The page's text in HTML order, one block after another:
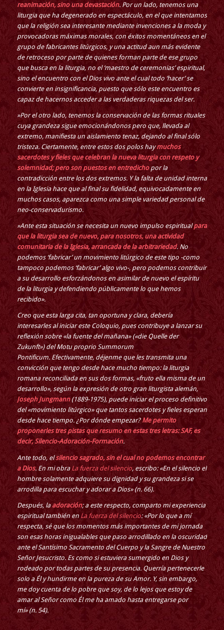
reanimación, sino una devastación. Por un lado, tenemos una
liturgia que ha degenerado en espectáculo, en el que intentamos
que la religión sea interesante mediante invenciones a la moda y
provocadoras máximas morales, con éxitos momentáneos en el
grupo de fabricantes litúrgicos, y una actitud aun más evidente
de retroceso por parte de quienes forman parte de ese grupo
que busca en la liturgia, no el ‘maestro de ceremonias’ espiritual,
sino el encuentro con el Dios vivo ante el cual todo ‘hacer’ se
convierte en insignificancia, puesto que sólo este encuentro es
capaz de hacernos acceder a las verdaderas riquezas del ser.
»Por el otro lado, tenemos la conservación de las formas rituales
cuya grandeza sigue emocionándonos pero que, llevada al
extremo, manifiesta un aislamiento tenaz, dejando al final sólo
tristeza. Ciertamente, entre estos dos polos haymuchos
sacerdotes y fieles que celebran la nueva liturgia con respeto y
solemnidad; pero son puestos en entredichopor la
contradicción entre los dos extremos. Y la falta de unidad interna
en la Iglesia hace que al final su fidelidad, equivocadamente en
muchos casos, aparezca como una simple variedad personal de
neo-conservadurismo.
»Ante esta situación se necesita un nuevo impulso espiritualpara
que la liturgia sea de nuevo, para nosotros, una actividad
comunitaria de la Iglesia, arrancada de la arbitrariedad. No
podemos ‘fabricar’ un movimiento litúrgico de este tipo -como
tampoco podemos ‘fabricar’ algo vivo-, pero podemos contribuir
a su desarrollo esforzándonos en asimilar de nuevo el espíritu
de la liturgia y defendiendo públicamente lo que hemos
recibido».
Creo que esta larga cita, tan oportuna y clara, debería
interesarles al iniciar este Coloquio, pues contribuye a lanzar su
reflexión sobre «la fuente del mañana» («die Quelle der
Zukunft») del Motu proprio Summorum
Pontificum. Efectivamente, déjenme que les transmita una
convicción que tengo desde hace mucho tiempo: la liturgia
romana reconciliada en sus dos formas, «fruto ella misma de un
desarrollo», según la expresión de otro gran liturgista alemán,
Joseph Jungmann(1889-1975), puede iniciar el proceso definitivo
del «movimiento litúrgico» que tantos sacerdotes y fieles esperan
desde hace tiempo. ¿Por dónde empezar? Me permito
proponerles tres pistas que resumo en estas tres letras: SAF, es
decir, Silencio-Adoración-Formación.
Ante todo, elsilencio sagrado, sin el cual no podemos encontrar
a Dios. En mi obra La fuerza del silencio, escribo: «En el silencio el
hombre solamente adquiere su dignidad y su grandeza si se
arrodilla para escuchar y adorar a Dios» (n. 66).
Después, laadoración; a este respecto, comparto mi experiencia
espiritual también en La fuerza del silencio: «Por lo que a mí
respecta, sé que los momentos más importantes de mi jornada
son esas horas inigualables que paso arrodillado en la oscuridad
ante el Santísimo Sacramento del Cuerpo y la Sangre de Nuestro
Señor Jesucristo. Es como si estuviera sumergido en Dios y
rodeado por todas partes de su presencia. Querría pertenecerle
solo a Él y hundirme en la pureza de su Amor. Y, sin embargo,
me doy cuenta de lo pobre que soy, de lo lejos que estoy de
amar al Señor como Él me ha amado hasta entregarse por
mí» (n. 54).